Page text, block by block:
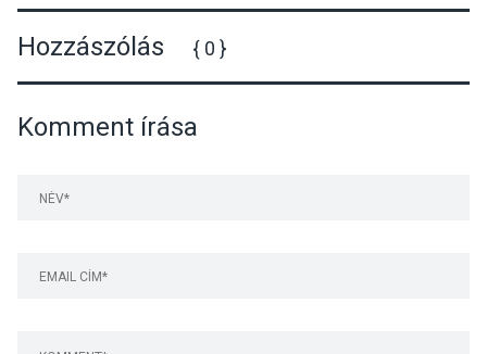
Hozzászólás { 0 }
Komment írása